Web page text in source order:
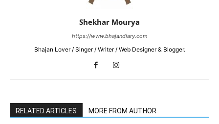
Shekhar Mourya
https://www.bhajandiary.com
Bhajan Lover / Singer / Writer / Web Designer & Blogger.
RELATED ARTICLES MORE FROM AUTHOR